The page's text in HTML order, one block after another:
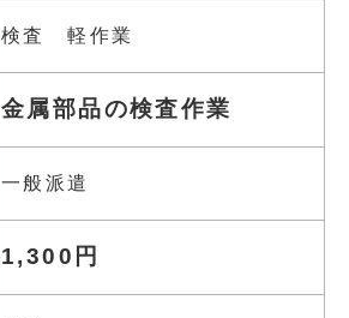
検査 軽作業
金属部品の検査作業
一般派遣
1,300円